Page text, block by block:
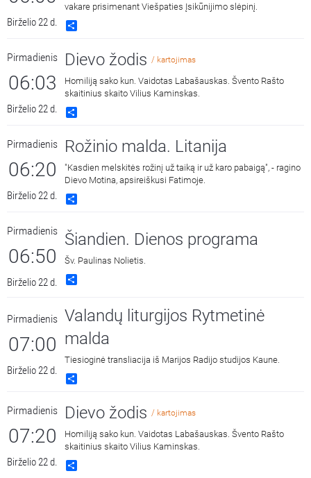
Birželio 22 d.
vakare prisimenant Viešpaties Įsikūnijimo slėpinį.
Pirmadienis
06:03
Birželio 22 d.
Dievo žodis / kartojimas
Homiliją sako kun. Vaidotas Labašauskas. Švento Rašto
skaitinius skaito Vilius Kaminskas.
Pirmadienis
06:20
Birželio 22 d.
Rožinio malda. Litanija
"Kasdien melskitės rožinį už taiką ir už karo pabaigą", - ragino
Dievo Motina, apsireiškusi Fatimoje.
Pirmadienis
06:50
Birželio 22 d.
Šiandien. Dienos programa
Šv. Paulinas Nolietis.
Pirmadienis
07:00
Birželio 22 d.
Valandų liturgijos Rytmetinė
malda
Tiesioginė transliacija iš Marijos Radijo studijos Kaune.
Pirmadienis
07:20
Birželio 22 d.
Dievo žodis / kartojimas
Homiliją sako kun. Vaidotas Labašauskas. Švento Rašto
skaitinius skaito Vilius Kaminskas.